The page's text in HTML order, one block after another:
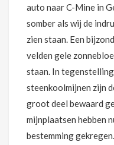
auto naar C-Mine in
somber als wij de
zien staan. Een
velden gele
staan. In
steenkoolmijnen zijn
groot deel bewaard
mijnplaatsen hebben
bestemming